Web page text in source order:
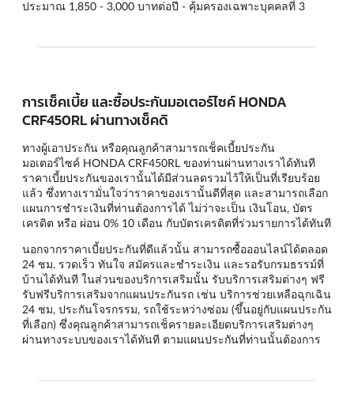
ประมาณ 1,850 - 3,000 บาทต่อปี - คุ้มครองเฉพาะบุคคลที่ 3
การเช็คเบี้ย และซื้อประกันมอเตอร์ไซค์ HONDA
CRF450RL ผ่านทางเช็คดิ
ทางผู้เอาประกัน หรือคุณลูกค้าสามารถเช็คเบี้ยประกัน
มอเตอร์ไซค์ HONDA CRF450RL ของท่านผ่านทางเราได้ทันที
ราคาเบี้ยประกันของเรานั้นได้มีส่วนลดรวมไว้ให้เป็นที่เรียบร้อย
แล้ว ซึ่งทางเรามั่นใจว่าราคาของเรานั้นดีที่สุด และสามารถเลือก
แผนการชำระเงินที่ท่านต้องการได้ ไม่ว่าจะเป็น เงินโอน, บัตร
เครดิต หรือ ผ่อน 0% 10 เดือน กับบัตรเครดิตที่ร่วมรายการได้ทันที
นอกจากราคาเบี้ยประกันที่ดีแล้วนั้น สามารถซื้อออนไลน์ได้ตลอด
24 ชม. รวดเร็ว ทันใจ สมัครและชำระเงิน และรอรับกรมธรรม์ที่
บ้านได้ทันที ในส่วนของบริการเสริมนั้น รับบริการเสริมต่างๆ ฟรี
รับฟรีบริการเสริมจากแผนประกันรถ เช่น บริการช่วยเหลือฉุกเฉิน
24 ชม, ประกันโจรกรรม, รถใช้ระหว่างซ่อม (ขึ้นอยู่กับแผนประกัน
ที่เลือก) ซึ่งคุณลูกค้าสามารถเช็ครายละเอียดบริการเสริมต่างๆ
ผ่านทางระบบของเราได้ทันที ตามแผนประกันที่ท่านนั้นต้องการ